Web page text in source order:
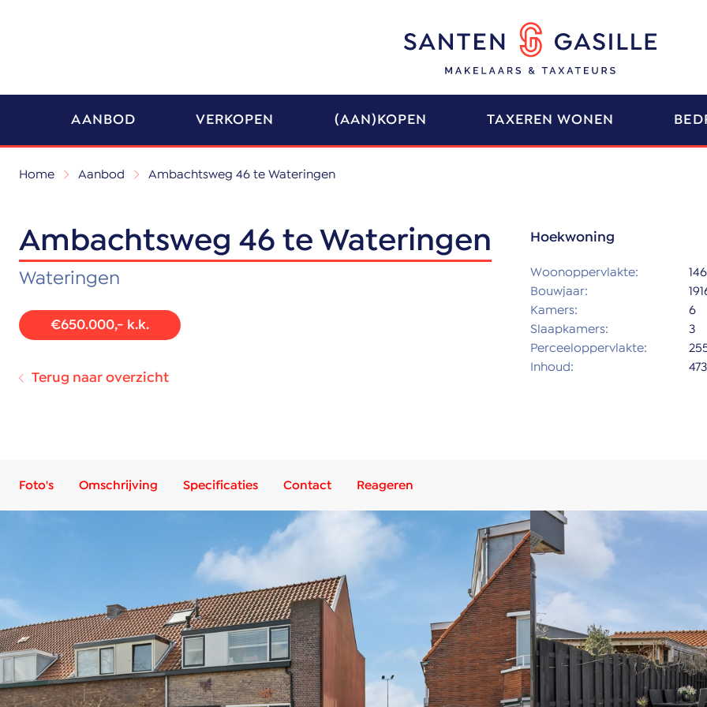
AANBOD VERKOPEN (AAN)KOPEN TAXEREN WONEN
Home Aanbod Ambachtsweg 46 te Wateringen
Ambachtsweg 46 te Wateringen
Wateringen
€650.000,- k.k.
Terug naar overzicht
Hoekwoning
Woonoppervlakte:
Bouwjaar:
Kamers:
6
Slaapkamers:
3
Perceeloppervlakte:
Inhoud:
Foto's Omschrijving Specificaties Contact Reageren